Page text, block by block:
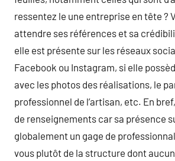
ressentez le une entreprise en tête ?
attendre ses références et sa
elle est présente sur les réseaux
Facebook ou Instagram, si elle
avec les photos des réalisations, le
professionnel de l’artisan, etc. En
de renseignements car sa présence
globalement un gage de
vous plutôt de la structure dont